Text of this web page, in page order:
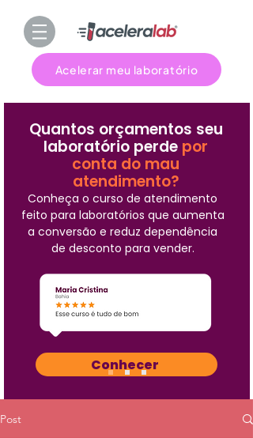
Acelerar meu laboratório
Quantos orçamentos seu
laboratório perde por
conta do mau
atendimento?
Conheça o curso de atendimento
feito para laboratórios que aumenta
a conversão e reduz dependência
de desconto para vender.
Conhecer
Post